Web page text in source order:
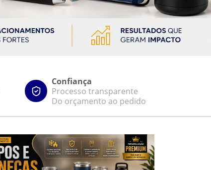
Confiança
Processo transparente
Do orçamento ao pedido